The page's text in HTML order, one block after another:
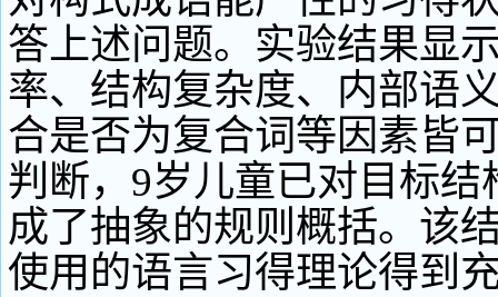
答上述问题。实验结果显
率、结构复杂度、内部语
合是否为复合词等因素皆
判断，9岁儿童已对目标结
成了抽象的规则概括。该
使用的语言习得理论得到